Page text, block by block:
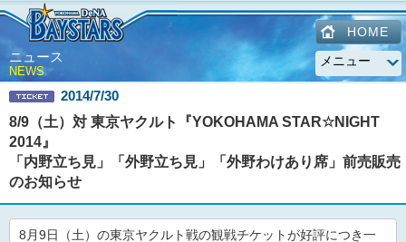
HOME
ニュース
NEWS
2014/7/30
8/9（土）対 東京ヤクルト『YOKOHAMA STAR☆NIGHT
2014』
「内野立ち見」「外野立ち見」「外野わけあり席」前売販売
のお知らせ
8月9日（土）の東京ヤクルト戦の観戦チケットが好評につき一